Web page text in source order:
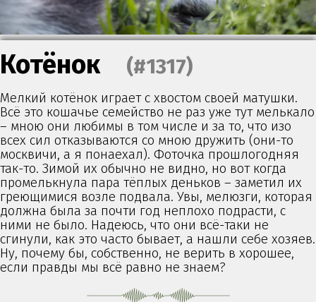
Котёнок (#1317)
Мелкий котёнок играет с хвостом своей матушки.
Всё это кошачье семейство не раз уже тут мелькало
– мною они любимы в том числе и за то, что изо
всех сил отказываются со мною дружить (они-то
москвичи, а я понаехал). Фоточка прошлогодняя
так-то. Зимой их обычно не видно, но вот когда
промелькнула пара тёплых деньков – заметил их
греющимися возле подвала. Увы, мелюзги, которая
должна была за почти год неплохо подрасти, с
ними не было. Надеюсь, что они всё-таки не
сгинули, как это часто бывает, а нашли себе хозяев.
Ну, почему бы, собственно, не верить в хорошее,
если правды мы всё равно не знаем?